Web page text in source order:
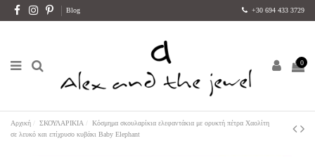
Blog +30 694 433 3729
0
Αρχική ΣΚΟΥΛΑΡΙΚΙΑ
Κόσμημα σκουλαρίκια ελεφαντάκια με ορυκτή πέτρα Χαολίτη
σε λευκό και επίχρυσο κυβάκι Baby Elephant